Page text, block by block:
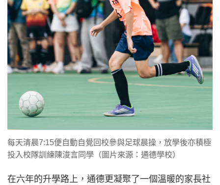
每天清晨7:15便自動自覺回校參與足球晨操，放學後亦積極
投入校隊訓練陳浚言同學（圖片來源：通德學校）
在六年的升學路上，通德更凝聚了一個溫暖的家長社